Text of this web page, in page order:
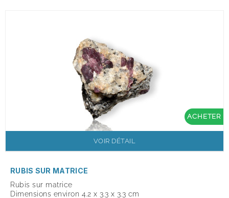
ACHETER
VOIR DÉTAIL
RUBIS SUR MATRICE
Rubis sur matrice
Dimensions environ 4.2 x 3.3 x 3.3 cm